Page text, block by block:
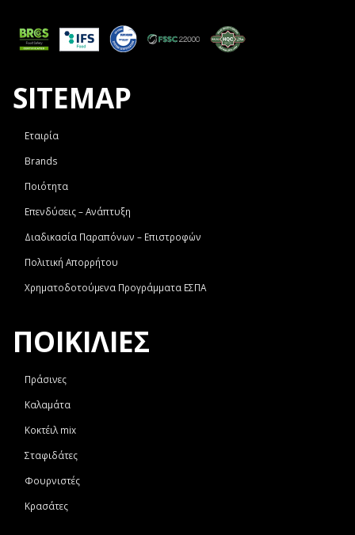
SITEMAP
Εταιρία
Brands
Ποιότητα
Επενδύσεις – Ανάπτυξη
Διαδικασία Παραπόνων – Επιστροφών
Πολιτική Απορρήτου
Χρηματοδοτούμενα Προγράμματα ΕΣΠΑ
ΠΟΙΚΙΛΙΕΣ
Πράσινες
Καλαμάτα
Κοκτέιλ mix
Σταφιδάτες
Φουρνιστές
Κρασάτες